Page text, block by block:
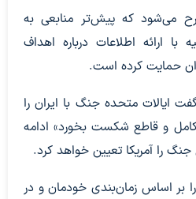
می‌شود که پیش‌تر منابعی به
ارائه اطلاعات درباره اهداف
حمایت کرده است.
ایالات متحده جنگ با ایران را
و قاطع شکست بخورد» ادامه
را آمریکا تعیین خواهد کرد.
بر اساس زمان‌بندی خودمان و در